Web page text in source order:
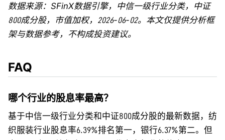
数据来源：SFinX数据引擎，中信一级行业分类，中证
800成分股，市值加权，2026-06-02。本文仅提供分析框
架与数据参考，不构成投资建议。
FAQ
哪个行业的股息率最高？
基于中信一级行业分类和中证800成分股的最新数据，纺
织服装行业股息率6.39%排名第一，银行6.37%第二。但